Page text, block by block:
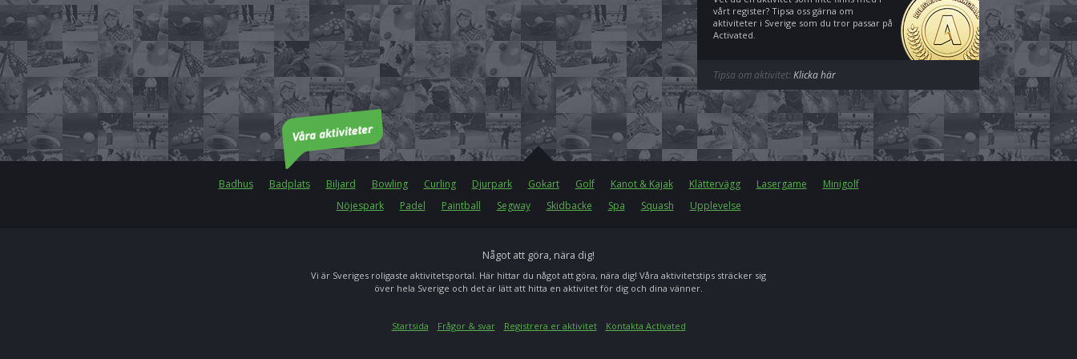
vårt register? Tipsa oss gärna om
aktiviteter i Sverige som du tror passar på
Activated.
Tipsa om aktivitet:Klicka här
Badhus Badplats Biljard Bowling Curling Djurpark Gokart Golf Kanot & Kajak Klättervägg Lasergame
Minigolf
Nöjespark
Padel Paintball Segway Skidbacke Spa Squash Upplevelse
Något att göra, nära dig!
Vi är Sveriges roligaste aktivitetsportal. Här hittar du något att göra, nära dig! Våra aktivitetstips sträcker sig
över hela Sverige och det är lätt att hitta en aktivitet för dig och dina vänner.
Startsida Frågor & svar Registrera er aktivitet Kontakta Activated